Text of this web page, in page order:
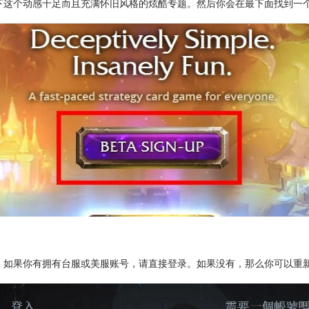
动感十足而且充满怀旧风格的炫酷专题。然后你会在最下面找到一
你有拥有台服或美服账号，请直接登录。如果没有，那么你可以重